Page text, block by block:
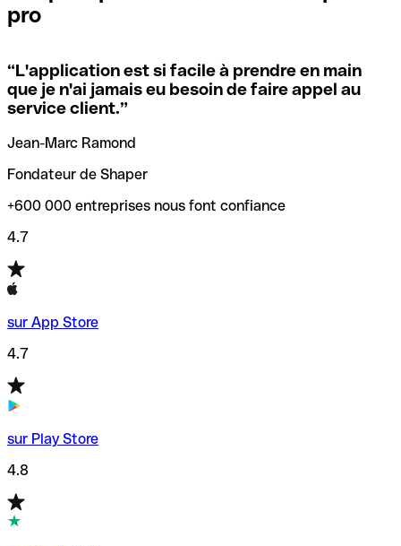
locales.
Si vous n'êtes pas sûr du code SWIFT que vous devriez
utiliser, nous avons développé un outil de recherche de
codes SWIFT par nom de banque.
vérification/recherche de codes SWIFT. Ainsi, vous pouvez
trouver et vérifier vos codes SWIFT avant de réaliser vos
transferts d’argent.
pro
“L'application est si facile à prendre en main
que je n'ai jamais eu besoin de faire appel au
service client.”
Jean-Marc Ramond
Fondateur de Shaper
+600 000 entreprises nous font confiance
4.7
sur App Store
4.7
sur Play Store
4.8